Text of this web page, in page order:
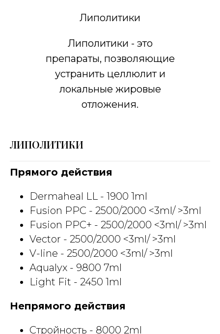
Липолитики
Липолитики - это
препараты, позволяющие
устранить целлюлит и
локальные жировые
отложения.
ЛИПОЛИТИКИ
Прямого действия
Dermaheal LL - 1900 1ml
Fusion PPC - 2500/2000 <3ml/ >3ml
Fusion PPC+ - 2500/2000 <3ml/ >3ml
Vector - 2500/2000 <3ml/ >3ml
V-line - 2500/2000 <3ml/ >3ml
Aqualyx - 9800 7ml
Light Fit - 2450 1ml
Непрямого действия
Стройность - 8000 2ml